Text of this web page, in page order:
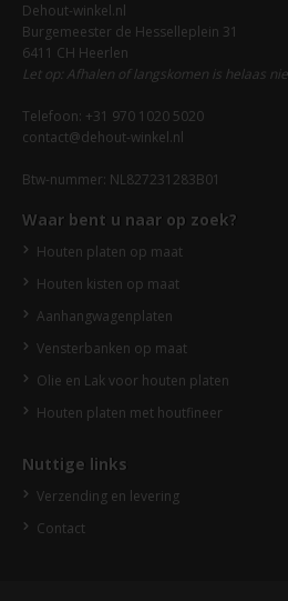
Dehout-winkel.nl
Burgemeester de Hesselleplein 31
6411 CH Heerlen
Let op: Afhalen of langskomen is helaas
Telefoon: +31 970 1020 5020
contact@dehout-winkel.nl
Btw-nummer: NL827231283B01
Waar bent u naar op zoek?
Houten platen op maat
Houten kisten op maat
Aanhangwagenplaten
Vensterbanken op maat
Olie en Lak voor houten platen
Houten platen met houtfineer
Nuttige links
Verzending en levering
Contact